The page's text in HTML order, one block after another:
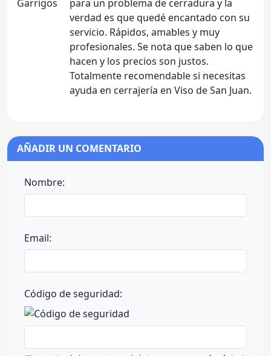
para un problema de cerradura y la
verdad es que quedé encantado con su
servicio. Rápidos, amables y muy
profesionales. Se nota que saben lo que
hacen y los precios son justos.
Totalmente recomendable si necesitas
ayuda en cerrajería en Viso de San Juan.
AÑADIR UN COMENTARIO
Nombre:
Email:
Código de seguridad: